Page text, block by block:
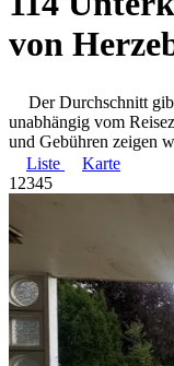
von
Der Durchschnitt
unabhängig vom
und Gebühren zeigen
Liste
Karte
1 2345